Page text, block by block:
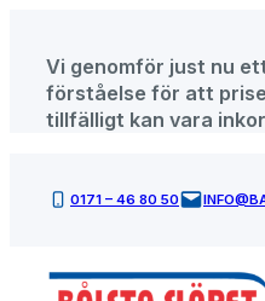
innehåll
Vi genomför just nu
förståelse för att
tillfälligt kan vara
0171 – 46 80 50